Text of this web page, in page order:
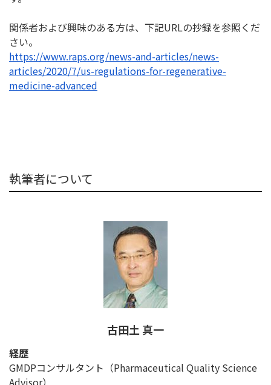
関係者および興味のある方は、下記URLの抄録を参照くだ
さい。
https://www.raps.org/news-and-articles/news-
articles/2020/7/us-regulations-for-regenerative-
medicine-advanced
執筆者について
古田土 真一
経歴
GMDPコンサルタント（Pharmaceutical Quality Science